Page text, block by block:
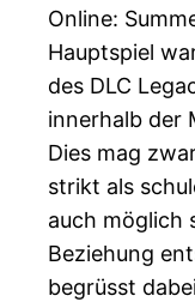
Online:
Hauptspiel
des DLC
innerhalb der
Dies mag
strikt als
auch möglich
Beziehung
begrüsst